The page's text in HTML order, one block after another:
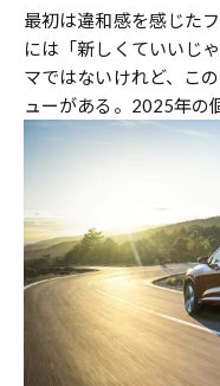
最初は違和感を感じた
には「新しくていいじ
マではないけれど、こ
ューがある。2025年の